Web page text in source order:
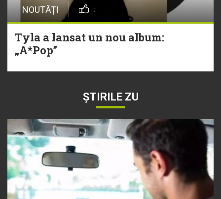
NOUTĂȚI
Tyla a lansat un nou album:
„A*Pop”
ȘTIRILE ZU